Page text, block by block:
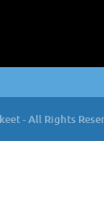
- All Rights